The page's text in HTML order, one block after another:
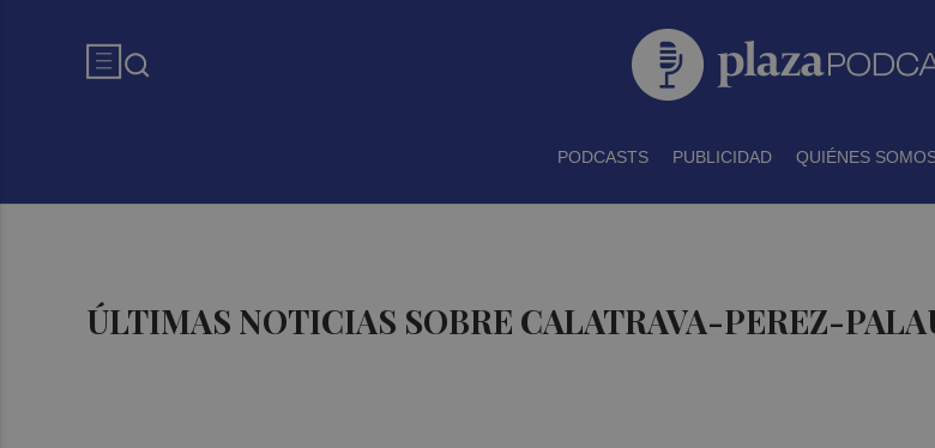
PODCASTS PUBLICIDAD QUIÉNES
ÚLTIMAS NOTICIAS SOBRE CALATRAVA-PEREZ-